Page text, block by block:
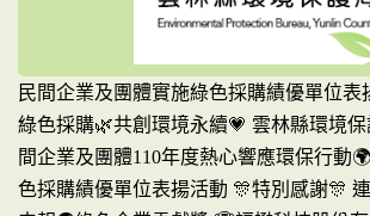
民間企業及團體實施綠色採購績優單位
綠色採購🌿共創環境永續💗 雲林縣環境
間企業及團體110年度熱心響應環保行動
色採購績優單位表揚活動 🎊特別感謝🎊